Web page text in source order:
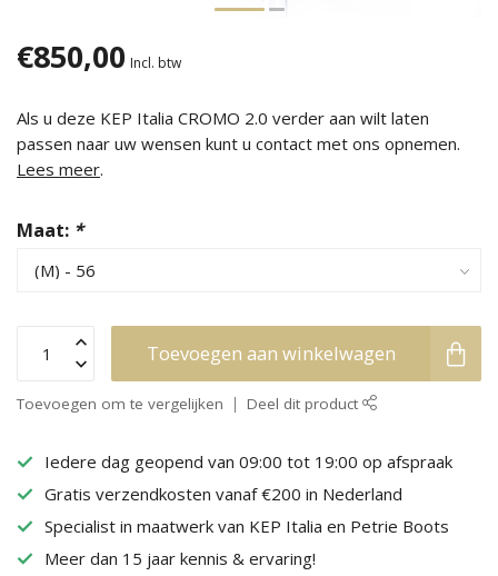
€850,00 Incl. btw
Als u deze KEP Italia CROMO 2.0 verder aan wilt laten
passen naar uw wensen kunt u contact met ons opnemen.
Lees meer.
Maat: *
Toevoegen aan winkelwagen
Toevoegen om te vergelijken Deel dit product
Iedere dag geopend van 09:00 tot 19:00 op afspraak
Gratis verzendkosten vanaf €200 in Nederland
Specialist in maatwerk van KEP Italia en Petrie Boots
Meer dan 15 jaar kennis & ervaring!